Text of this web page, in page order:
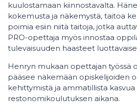
kuulostamaan kiinnostavalta.
kokemusta ja näkemystä, taitoa
poimia esiin niitä taitoja, jotka
PRO-opettaja myös innostaa
tulevaisuuden haasteet
Henryn mukaan opettajan työssä
pääsee näkemään opiskelijoiden
kehittymistä ja ammatillista kasvua
restonomikoulutuksen aikana.